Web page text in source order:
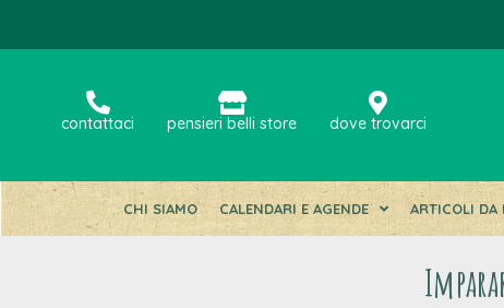
contattaci pensieri belli store dove trovarci
CHI SIAMO CALENDARI E AGENDE ARTICOLI DA